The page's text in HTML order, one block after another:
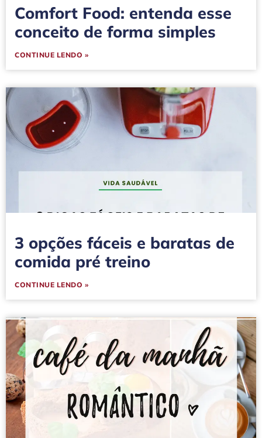
Comfort Food: entenda esse
conceito de forma simples
CONTINUE LENDO »
3 opções fáceis e baratas de
comida pré treino
CONTINUE LENDO »